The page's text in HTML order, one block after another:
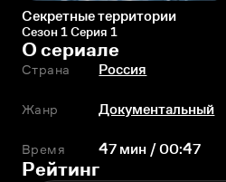
Секретные территории
Сезон 1 Серия 1
О сериале
Страна Россия
Жанр Документальный
Время 47 мин / 00:47
Рейтинг